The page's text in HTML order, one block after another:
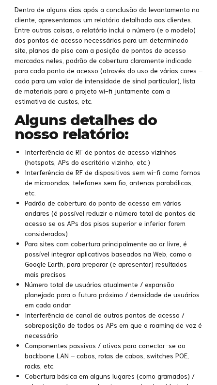
Dentro de alguns dias após a conclusão do levantamento no
cliente, apresentamos um relatório detalhado aos clientes.
Entre outras coisas, o relatório inclui o número (e o modelo)
dos pontos de acesso necessários para um determinado
site, planos de piso com a posição de pontos de acesso
marcados neles, padrão de cobertura claramente indicado
para cada ponto de acesso (através do uso de várias cores –
cada para um valor de intensidade de sinal particular), lista
de materiais para o projeto wi-fi juntamente com a
estimativa de custos, etc.
Alguns detalhes do
nosso relatório:
Interferência de RF de pontos de acesso vizinhos
(hotspots, APs do escritório vizinho, etc.)
Interferência de RF de dispositivos sem wi-fi como fornos
de microondas, telefones sem fio, antenas parabólicas,
etc.
Padrão de cobertura do ponto de acesso em vários
andares (é possível reduzir o número total de pontos de
acesso se os APs dos pisos superior e inferior forem
considerados)
Para sites com cobertura principalmente ao ar livre, é
possível integrar aplicativos baseados na Web, como o
Google Earth, para preparar (e apresentar) resultados
mais precisos
Número total de usuários atualmente / expansão
planejada para o futuro próximo / densidade de usuários
em cada andar
Interferência de canal de outros pontos de acesso /
sobreposição de todos os APs em que o roaming de voz é
necessário
Componentes passivos / ativos para conectar-se ao
backbone LAN – cabos, rotas de cabos, switches POE,
racks, etc.
Cobertura básica em alguns lugares (como gramados) /